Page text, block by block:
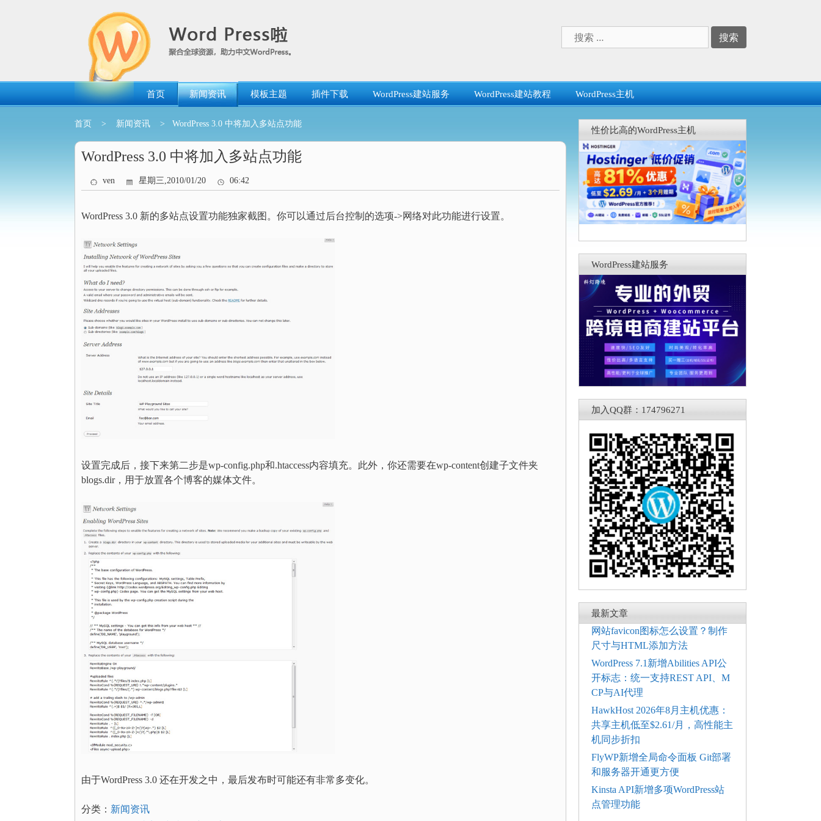
索：
首页 新闻资讯 模板主题 插件下载 WordPress建站服务 WordPress建站教程 WordPress主机
首页 > 新闻资讯 > WordPress 3.0 中将加入多站点功能
WordPress 3.0 中将加入多站点功能
ven 星期三,2010/01/20 06:42
WordPress 3.0 新的多站点设置功能独家截图。你可以通过后台控制的选项->网络对此功能进行设置。
设置完成后，接下来第二步是wp-config.php和.htaccess内容填充。此外，你还需要在wp-content创建子文件夹
blogs.dir，用于放置各个博客的媒体文件。
由于WordPress 3.0 还在开发之中，最后发布时可能还有非常多变化。
分类： 新闻资讯
性价比高的WordPress主机
WordPress建站服务
加入QQ群：174796271
最新文章
网站favicon图标怎么设置？制作
尺寸与HTML添加方法
WordPress 7.1新增Abilities API公
开标志：统一支持REST API、M
CP与AI代理
HawkHost 2026年8月主机优惠：
共享主机低至$2.61/月，高性能主
机同步折扣
FlyWP新增全局命令面板 Git部署
和服务器开通更方便
Kinsta API新增多项WordPress站
点管理功能